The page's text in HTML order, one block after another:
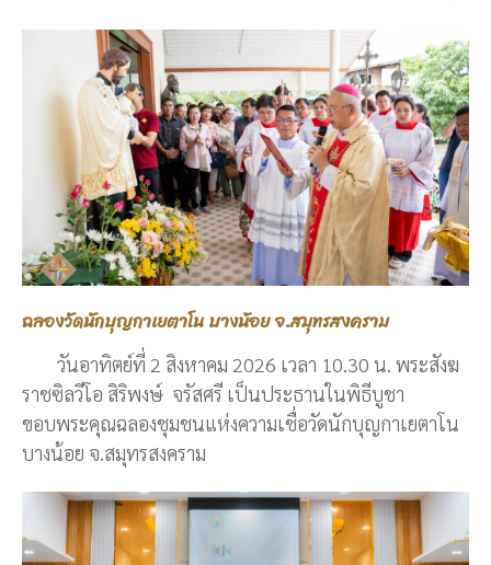
ฉลองวัดนักบุญกาเยตาโน บางน้อย จ.สมุทรสงคราม
วันอาทิตย์ที่ 2 สิงหาคม 2026 เวลา 10.30 น. พระสังฆ
ราชซิลวีโอ สิริพงษ์ จรัสศรี เป็นประธานในพิธีบูชา
ขอบพระคุณฉลองชุมชนแห่งความเชื่อวัดนักบุญกาเยตาโน
บางน้อย จ.สมุทรสงคราม